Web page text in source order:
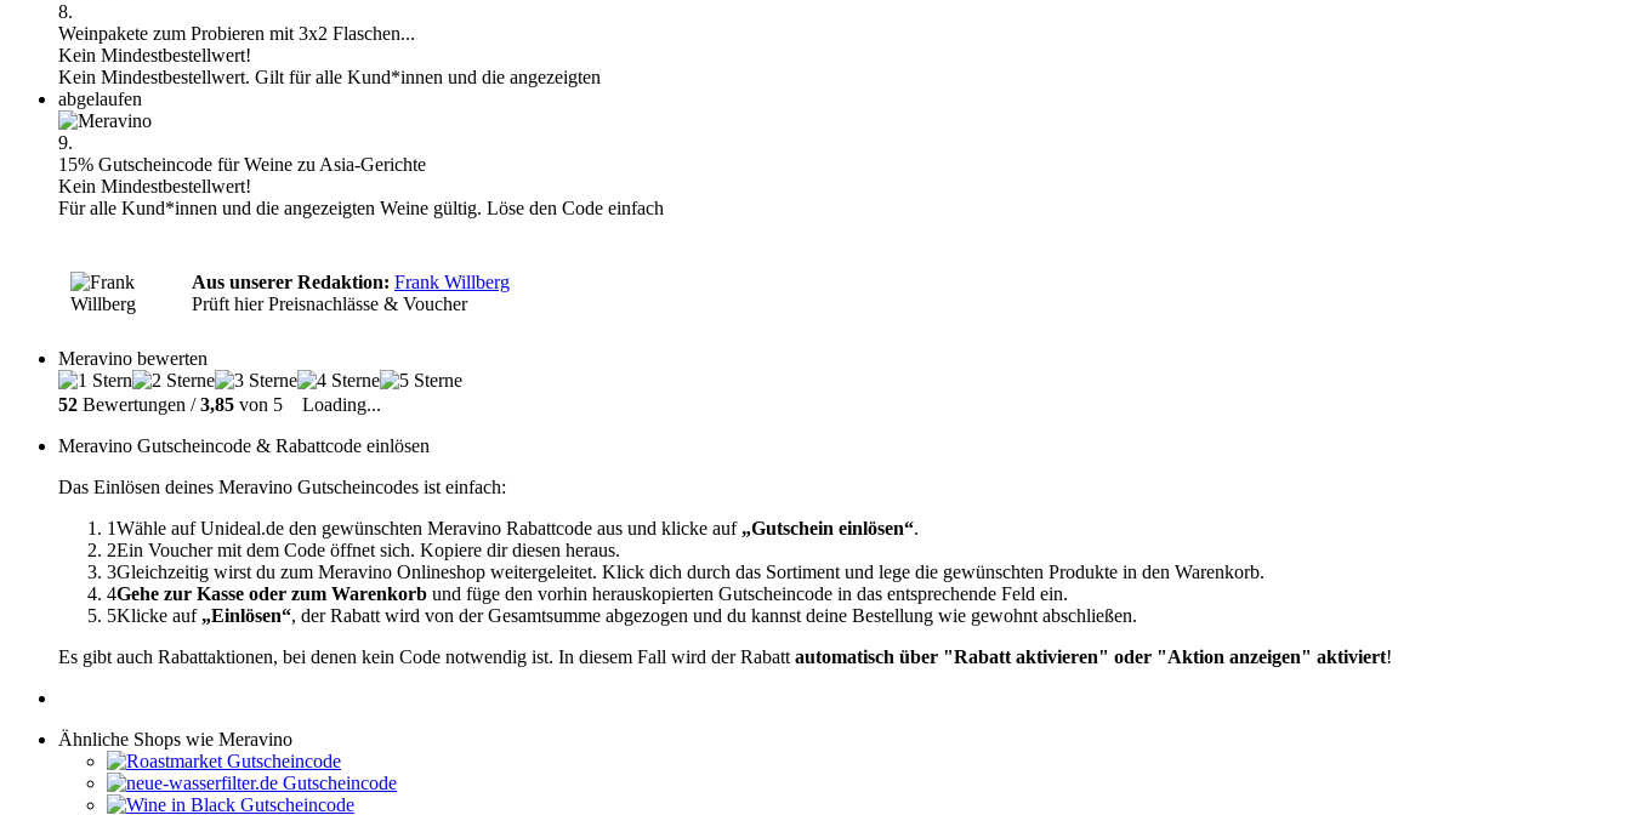
8.
Weinpakete zum Probieren mit 3x2 Flaschen...
Kein Mindestbestellwert!
Kein Mindestbestellwert. Gilt für alle Kund*innen und die angezeigten
abgelaufen
9.
15% Gutscheincode für Weine zu Asia-Gerichte
Kein Mindestbestellwert!
Für alle Kund*innen und die angezeigten Weine gültig. Löse den Code einfach
Aus unserer Redaktion: Frank Willberg
Prüft hier Preisnachlässe & Voucher
Meravino bewerten
52 Bewertungen /3,85 von 5
Loading...
Meravino Gutscheincode & Rabattcode einlösen
Das Einlösen deines Meravino Gutscheincodes ist einfach:
1Wähle auf Unideal.de den gewünschten Meravino Rabattcode aus und klicke auf „Gutschein einlösen“.
2Ein Voucher mit dem Code öffnet sich. Kopiere dir diesen heraus.
3Gleichzeitig wirst du zum Meravino Onlineshop weitergeleitet. Klick dich durch das Sortiment und lege die gewünschten Produkte in den Warenkorb.
4Gehe zur Kasse oder zum Warenkorb und füge den vorhin herauskopierten Gutscheincode in das entsprechende Feld ein.
5Klicke auf „Einlösen“, der Rabatt wird von der Gesamtsumme abgezogen und du kannst deine Bestellung wie gewohnt abschließen.
Es gibt auch Rabattaktionen, bei denen kein Code notwendig ist. In diesem Fall wird der Rabatt automatisch über "Rabatt aktivieren" oder "Aktion anzeigen" aktiviert!
Ähnliche Shops wie Meravino